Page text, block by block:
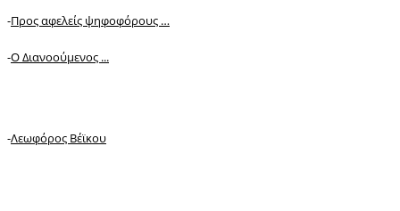
-Προς αφελείς ψηφοφόρους …
-Ο Διανοούμενος ...
-Λεωφόρος Βέϊκου